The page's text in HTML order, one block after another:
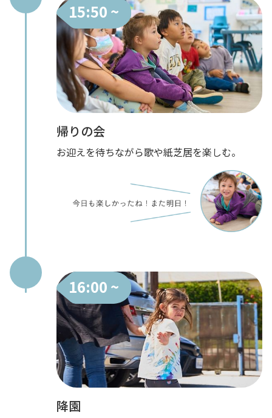
15:50 ~
帰りの会
お迎えを待ちながら歌や紙芝居を楽しむ。
16:00 ~
降園